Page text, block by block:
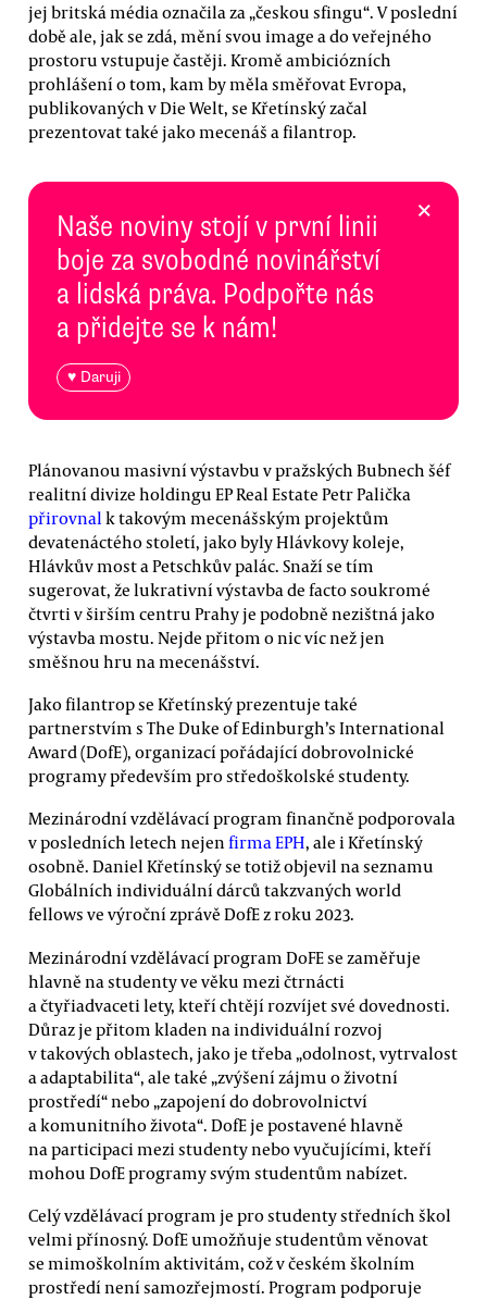
jej britská média označila za „českou sfingu“. V poslední
době ale, jak se zdá, mění svou image a do veřejného
prostoru vstupuje častěji. Kromě ambiciózních
prohlášení o tom, kam by měla směřovat Evropa,
publikovaných v Die Welt, se Křetínský začal
prezentovat také jako mecenáš a filantrop.
Naše noviny stojí v první linii
boje za svobodné novinářství
a lidská práva. Podpořte nás
a přidejte se k nám!
♥ Daruji
×
Plánovanou masivní výstavbu v pražských Bubnech šéf
realitní divize holdingu EP Real Estate Petr Palička
přirovnal k takovým mecenášským projektům
devatenáctého století, jako byly Hlávkovy koleje,
Hlávkův most a Petschkův palác. Snaží se tím
sugerovat, že lukrativní výstavba de facto soukromé
čtvrti v širším centru Prahy je podobně nezištná jako
výstavba mostu. Nejde přitom o nic víc než jen
směšnou hru na mecenášství.
Jako filantrop se Křetínský prezentuje také
partnerstvím s The Duke of Edinburgh’s International
Award (DofE), organizací pořádající dobrovolnické
programy především pro středoškolské studenty.
Mezinárodní vzdělávací program finančně podporovala
v posledních letech nejen firma EPH, ale i Křetínský
osobně. Daniel Křetínský se totiž objevil na seznamu
Globálních individuální dárců takzvaných world
fellows ve výroční zprávě DofE z roku 2023.
Mezinárodní vzdělávací program DoFE se zaměřuje
hlavně na studenty ve věku mezi čtrnácti
a čtyřiadvaceti lety, kteří chtějí rozvíjet své dovednosti.
Důraz je přitom kladen na individuální rozvoj
v takových oblastech, jako je třeba „odolnost, vytrvalost
a adaptabilita“, ale také „zvýšení zájmu o životní
prostředí“ nebo „zapojení do dobrovolnictví
a komunitního života“. DofE je postavené hlavně
na participaci mezi studenty nebo vyučujícími, kteří
mohou DofE programy svým studentům nabízet.
Celý vzdělávací program je pro studenty středních škol
velmi přínosný. DofE umožňuje studentům věnovat
se mimoškolním aktivitám, což v českém školním
prostředí není samozřejmostí. Program podporuje